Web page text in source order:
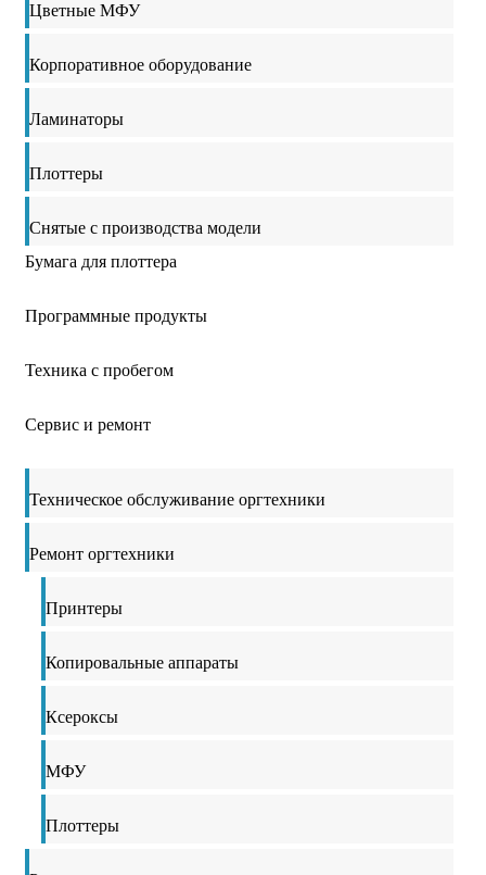
Цветные МФУ
Корпоративное оборудование
Ламинаторы
Плоттеры
Снятые с производства модели
Бумага для плоттера
Программные продукты
Техника с пробегом
Сервис и ремонт
Техническое обслуживание оргтехники
Ремонт оргтехники
Принтеры
Копировальные аппараты
Ксероксы
МФУ
Плоттеры